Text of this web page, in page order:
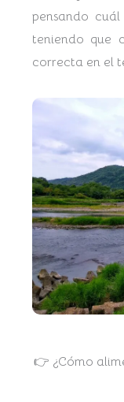
pensando
teniendo que
correcta en el
👉 ¿Cómo